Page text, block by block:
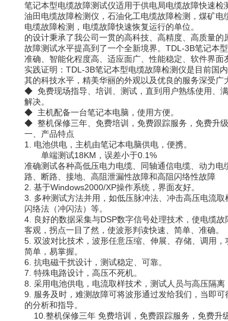
笔记本型电缆故障测试仪适用于供电局电缆故障快速检
油田电缆故障检测仪，石油化工电缆故障检测，煤矿电
电缆故障检测，电缆故障快速恢复运行的单位。
的设计秉承了我公司一贯的高科技、高精度、高质量的
故障测试水平提高到了一个全新境界。TDL-3B笔记本
准确、智能化程度高、适应面广、性能稳定、软件界面
实践证明：TDL-3B笔记本型电缆故障检测仪是目前国
其的科技水平，精美华丽的外观以及优良的服务深受广
◆ 免费现场指导、培训、测试，直到用户熟练使用、
解决。
◆ 主机配备一台笔记本电脑，使用方便。
◆ 整机保修三年、免费培训，免费跟踪服务，免费升级
一、产品特点
1. 电池供电，主机由笔记本电脑供电，便携。
单端测试18KM，误差小于0.1%
准确测试各种高低压电力电缆、同轴通信电缆、动力电
路、断路、接地、高阻泄漏性故障和高阻闪络性故障
2. 基于Windows2000/XP操作系统，界面友好。
3. 多种测试方法并用，如低压脉冲法、冲击高压电流取
闪络法（冲闪法）等。
4. 良好的数据采集与DSP数字信号处理技术，使电缆故
客观，拐点一目了然，使波形判读快速、简单、准确。
5. 双波对比技术，波形任意压缩、伸展、存储、调用，
简单，易掌握。
6. 抗电磁干扰设计，测试稳定、可靠。
7. 特殊电路设计，高压不死机。
8. 采用电池供电，电流取样技术，测试人员与高压隔离
9. 服务及时，难测故障可将波形通过发给我们，当即可
的分析和指导。
10.整机保修三年 免费培训，免费跟踪服务，免费升